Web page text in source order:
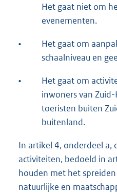
Het gaat niet om
evenementen.
•
Het gaat om
schaalniveau en
•
Het gaat om
inwoners van
toeristen buiten
buitenland.
In artikel 4, onderdeel a,
activiteiten, bedoeld in
houden met het
natuurlijke en